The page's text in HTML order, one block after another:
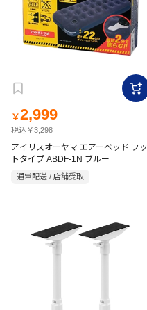
￥2,999
税込￥3,298
アイリスオーヤマ エアーベッド フッ
トタイプ ABDF-1N ブルー
通常配送 / 店舗受取